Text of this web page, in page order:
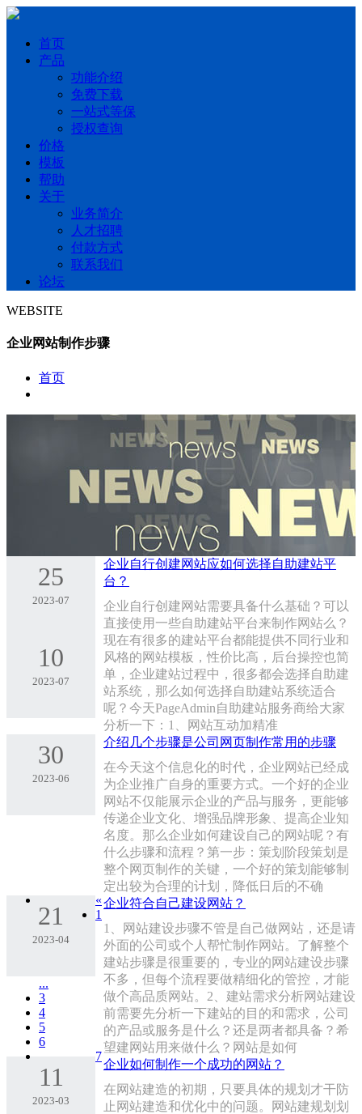
首页
产品
功能介绍
免费下载
一站式等保
授权查询
价格
模板
帮助
关于
业务简介
人才招聘
付款方式
联系我们
论坛
WEBSITE
企业网站制作步骤
首页
25
2023-07
企业自行创建网站应如何选择自助建站平
台？
企业自行创建网站需要具备什么基础？可以
直接使用一些自助建站平台来制作网站么？
现在有很多的建站平台都能提供不同行业和
风格的网站模板，性价比高，后台操控也简
单，企业建站过程中，很多都会选择自助建
站系统，那么如何选择自助建站系统适合
呢？今天PageAdmin自助建站服务商给大家
分析一下：1、网站互动加精准
10
2023-07
介绍几个步骤是公司网页制作常用的步骤
在今天这个信息化的时代，企业网站已经成
为企业推广自身的重要方式。一个好的企业
网站不仅能展示企业的产品与服务，更能够
传递企业文化、增强品牌形象、提高企业知
名度。那么企业如何建设自己的网站呢？有
什么步骤和流程？第一步：策划阶段策划是
整个网页制作的关键，一个好的策划能够制
定出较为合理的计划，降低日后的不确
30
2023-06
企业符合自己建设网站？
1、网站建设步骤不管是自己做网站，还是请
外面的公司或个人帮忙制作网站。了解整个
建站步骤是很重要的，专业的网站建设步骤
不多，但每个流程要做精细化的管控，才能
做个高品质网站。2、建站需求分析网站建设
前需要先分析一下建站的目的和需求，公司
的产品或服务是什么？还是两者都具备？希
望建网站用来做什么？网站是如何
21
2023-04
企业如何制作一个成功的网站？
在网站建造的初期，只要具体的规划才干防
止网站建造和优化中的问题。网站建规划划
11
2023-03
«
1
...
3
4
5
6
7